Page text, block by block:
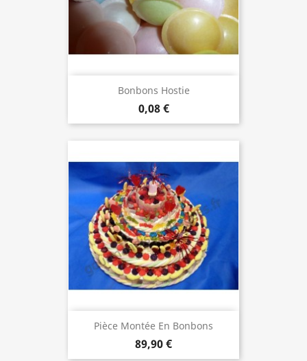
Bonbons Hostie
0,08 €
Pièce Montée En Bonbons
89,90 €